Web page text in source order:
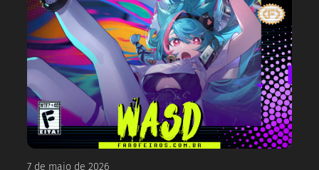
7 de maio de 2026